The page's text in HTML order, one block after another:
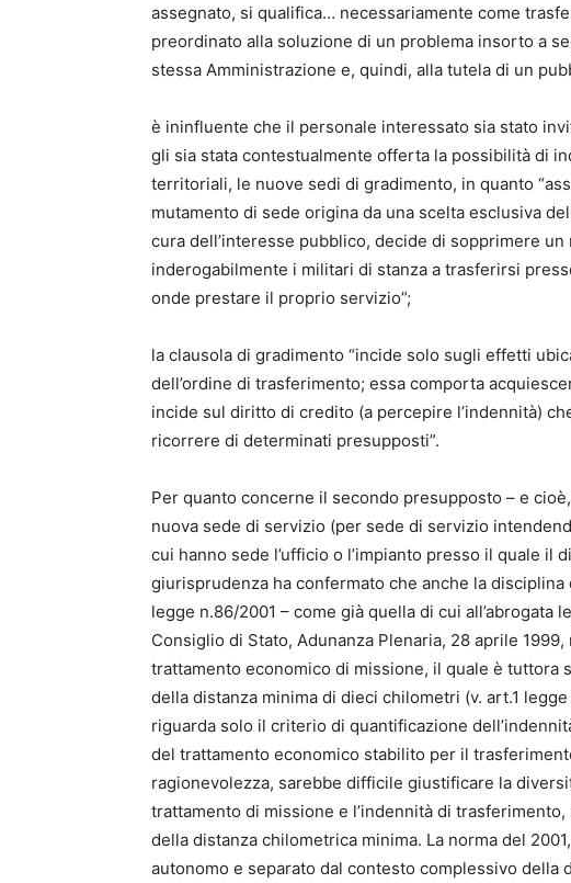
assegnato, si qualifica… necessariamente come
preordinato alla soluzione di un problema insorto a
stessa Amministrazione e, quindi, alla tutela di un
è ininfluente che il personale interessato sia stato
gli sia stata contestualmente offerta la possibilità di
territoriali, le nuove sedi di gradimento, in quanto
mutamento di sede origina da una scelta esclusiva
cura dell’interesse pubblico, decide di sopprimere
inderogabilmente i militari di stanza a trasferirsi
onde prestare il proprio servizio”;
la clausola di gradimento “incide solo sugli effetti
dell’ordine di trasferimento; essa comporta
incide sul diritto di credito (a percepire l’indennità)
ricorrere di determinati presupposti”.
Per quanto concerne il secondo presupposto – e
nuova sede di servizio (per sede di servizio
cui hanno sede l’ufficio o l’impianto presso il quale il
giurisprudenza ha confermato che anche la
legge n.86/2001 – come già quella di cui all’abrogata
Consiglio di Stato, Adunanza Plenaria, 28 aprile
trattamento economico di missione, il quale è
della distanza minima di dieci chilometri (v. art.1 legge
riguarda solo il criterio di quantificazione
del trattamento economico stabilito per il
ragionevolezza, sarebbe difficile giustificare la
trattamento di missione e l’indennità di
della distanza chilometrica minima. La norma del
autonomo e separato dal contesto complessivo della